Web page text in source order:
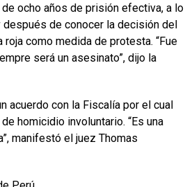
ocho años de prisión efectiva, a lo
después de conocer la decisión del
roja como medida de protesta. “Fue
será un asesinato”, dijo la
acuerdo con la Fiscalía por el cual
homicidio involuntario. “Es una
manifestó el juez Thomas